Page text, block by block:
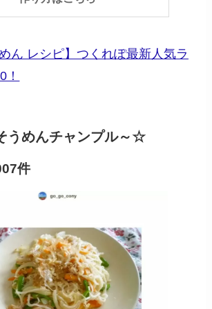
ん レシピ】つくれぽ最新人気ラ
うめんチャンプル～☆
件